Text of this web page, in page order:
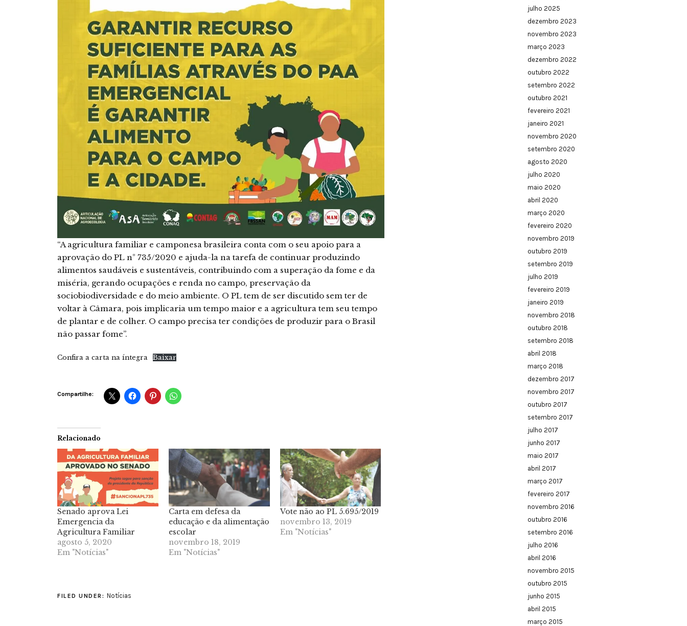
“A agricultura familiar e camponesa brasileira conta com o seu apoio para a
aprovação do PL nº 735/2020 e ajuda-la na tarefa de continuar produzindo
alimentos saudáveis e sustentáveis, contribuindo com a superação da fome e da
miséria, gerando ocupações e renda no campo, preservação da
sociobiodiversidade e do meio ambiente. O PL tem de ser discutido sem ter de
voltar à Câmara, pois implicaria um tempo maior e a agricultura tem seu tempo
de plantar e de colher. O campo precisa ter condições de produzir para o Brasil
não passar fome”.
Confira a carta na íntegra Baixar
Compartilhe:
Relacionado
Senado aprova Lei
Emergencia da
Agricultura Familiar
agosto 5, 2020
Em "Notícias"
Carta em defesa da
educação e da alimentação
escolar
novembro 18, 2019
Em "Notícias"
Vote não ao PL 5.695/2019
novembro 13, 2019
Em "Notícias"
FILED UNDER: Notícias
julho 2025
dezembro 2023
novembro 2023
março 2023
dezembro 2022
outubro 2022
setembro 2022
outubro 2021
fevereiro 2021
janeiro 2021
novembro 2020
setembro 2020
agosto 2020
julho 2020
maio 2020
abril 2020
março 2020
fevereiro 2020
novembro 2019
outubro 2019
setembro 2019
julho 2019
fevereiro 2019
janeiro 2019
novembro 2018
outubro 2018
setembro 2018
abril 2018
março 2018
dezembro 2017
novembro 2017
outubro 2017
setembro 2017
julho 2017
junho 2017
maio 2017
abril 2017
março 2017
fevereiro 2017
novembro 2016
outubro 2016
setembro 2016
julho 2016
abril 2016
novembro 2015
outubro 2015
junho 2015
abril 2015
março 2015